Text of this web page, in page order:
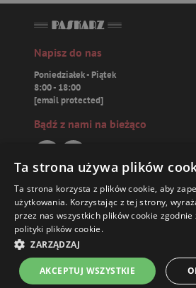
36,39 ZŁ
Napisz do nas
Poniedziałek - Piątek
8:00 - 18:00
[email protected]
Bądź z nami na bieżąco
Paskarz.pl
Zamówienia
Książki
Ta strona używa plików
Ta strona korzysta z plików cookie, aby
użytkowania. Korzystając z tej strony,
przez nas wszystkich plików cookie
polityki plików cookie.
ZARZĄDZAJ
AKCEPTUJ WSZYSTKIE